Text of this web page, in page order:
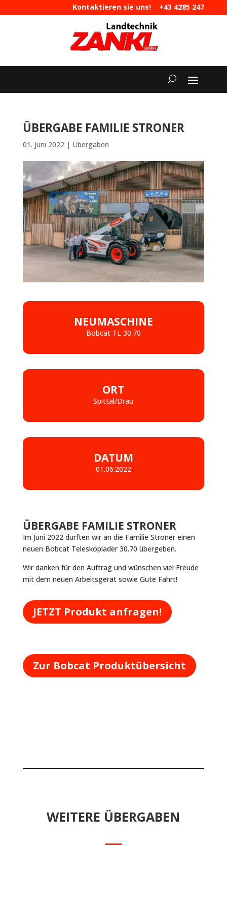
Kontaktieren sie uns! +43 4285 247
|maschinen@landtechnik-zankl.at
ÜBERGABE FAMILIE STRONER
01. Juni 2022| Übergaben
NEUMASCHINE
Bobcat TL 30.70
ORT
Spittal/Drau
DATUM
01.06.2022
ÜBERGABE FAMILIE STRONER
Im Juni 2022 durften wir an die Familie Stroner einen
neuen Bobcat Teleskoplader 30.70 übergeben.
Wir danken für den Auftrag und wünschen viel Freude
mit dem neuen Arbeitsgerät sowie Gute Fahrt!
JETZT Produkt anfragen!
Zur Bobcat Produktübersicht
WEITERE ÜBERGABEN